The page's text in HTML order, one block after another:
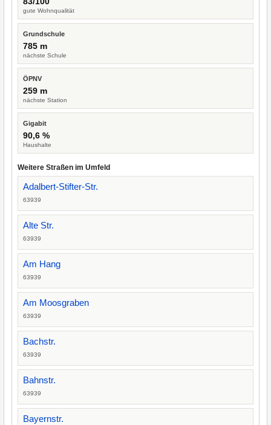
gute Wohnqualität
Grundschule
785 m
nächste Schule
ÖPNV
259 m
nächste Station
Gigabit
90,6 %
Haushalte
Weitere Straßen im Umfeld
Adalbert-Stifter-Str.
63939
Alte Str.
63939
Am Hang
63939
Am Moosgraben
63939
Bachstr.
63939
Bahnstr.
63939
Bayernstr.